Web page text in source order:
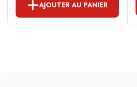
AJOUTER AU PANIER